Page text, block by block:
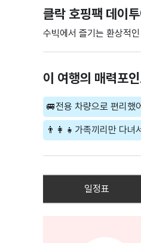
클락 호핑팩 데이
수빅에서 즐기는 환상적
이 여행의 매력포
🚐전용 차량으로 편리했
👨‍👩‍👧가족끼리만 다녀
일정표